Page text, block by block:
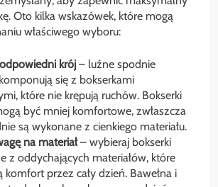
Oto kilka wskazówek, które mogą
właściwego wyboru:
krój – luźne spodnie
się z bokserkami
które nie krępują ruchów. Bokserki
być mniej komfortowe, zwłaszcza
są wykonane z cienkiego materiału.
na materiał– wybieraj bokserki
z oddychających materiałów, które
komfort przez cały dzień. Bawełna i